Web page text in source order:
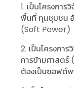
1. เป็นโครงกา
พื้นที่ ทุนชุมชน
(Soft Power)
2. เป็นโครงกา
การข้ามศาสต
ต้องเป็นซอฟต์พ